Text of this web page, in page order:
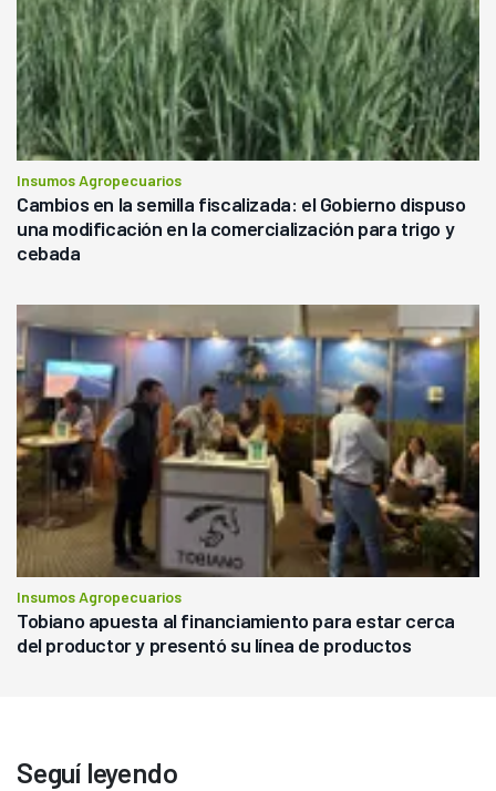
Insumos Agropecuarios
Cambios en la semilla fiscalizada: el Gobierno dispuso
una modificación en la comercialización para trigo y
cebada
Insumos Agropecuarios
Tobiano apuesta al financiamiento para estar cerca
del productor y presentó su línea de productos
Seguí leyendo